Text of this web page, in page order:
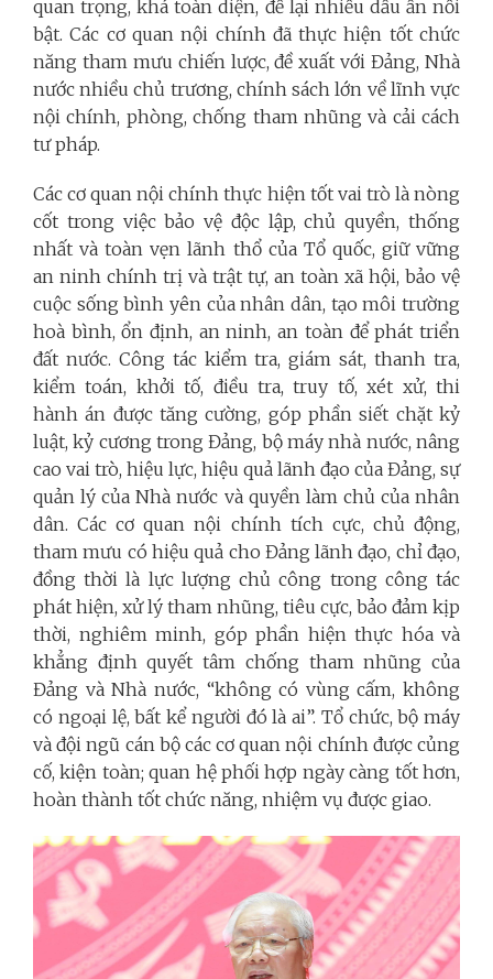
quan trọng, khá toàn diện, để lại nhiều dấu ấn nổi
bật. Các cơ quan nội chính đã thực hiện tốt chức
năng tham mưu chiến lược, đề xuất với Đảng, Nhà
nước nhiều chủ trương, chính sách lớn về lĩnh vực
nội chính, phòng, chống tham nhũng và cải cách
tư pháp.
Các cơ quan nội chính thực hiện tốt vai trò là nòng
cốt trong việc bảo vệ độc lập, chủ quyền, thống
nhất và toàn vẹn lãnh thổ của Tổ quốc, giữ vững
an ninh chính trị và trật tự, an toàn xã hội, bảo vệ
cuộc sống bình yên của nhân dân, tạo môi trường
hoà bình, ổn định, an ninh, an toàn để phát triển
đất nước. Công tác kiểm tra, giám sát, thanh tra,
kiểm toán, khởi tố, điều tra, truy tố, xét xử, thi
hành án được tăng cường, góp phần siết chặt kỷ
luật, kỷ cương trong Đảng, bộ máy nhà nước, nâng
cao vai trò, hiệu lực, hiệu quả lãnh đạo của Đảng, sự
quản lý của Nhà nước và quyền làm chủ của nhân
dân. Các cơ quan nội chính tích cực, chủ động,
tham mưu có hiệu quả cho Đảng lãnh đạo, chỉ đạo,
đồng thời là lực lượng chủ công trong công tác
phát hiện, xử lý tham nhũng, tiêu cực, bảo đảm kịp
thời, nghiêm minh, góp phần hiện thực hóa và
khẳng định quyết tâm chống tham nhũng của
Đảng và Nhà nước, “không có vùng cấm, không
có ngoại lệ, bất kể người đó là ai”. Tổ chức, bộ máy
và đội ngũ cán bộ các cơ quan nội chính được củng
cố, kiện toàn; quan hệ phối hợp ngày càng tốt hơn,
hoàn thành tốt chức năng, nhiệm vụ được giao.